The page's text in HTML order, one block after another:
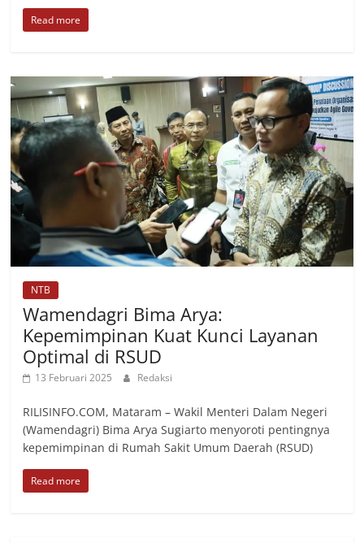
Read more
NTB
Wamendagri Bima Arya:
Kepemimpinan Kuat Kunci Layanan
Optimal di RSUD
13 Februari 2025 Redaksi
RILISINFO.COM, Mataram – Wakil Menteri Dalam Negeri
(Wamendagri) Bima Arya Sugiarto menyoroti pentingnya
kepemimpinan di Rumah Sakit Umum Daerah (RSUD)
Read more